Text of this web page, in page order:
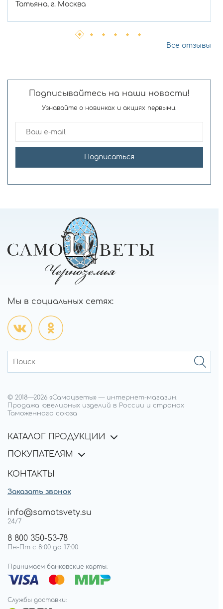
Татьяна, г. Москва
Все отзывы
Подписывайтесь на наши новости!
Узнавайте о новинках и акциях первыми.
Подписаться
Мы в социальных сетях:
© 2018—2026 «Самоцветы» — интернет-магазин.
Продажа ювелирных изделий в России и странах
Таможенного союза
КАТАЛОГ ПРОДУКЦИИ
ПОКУПАТЕЛЯМ
КОНТАКТЫ
Заказать звонок
info@samotsvety.su
24/7
8 800 350-53-78
Пн-Пт с 8:00 до 17:00
Принимаем банковские карты:
Службы доставки: